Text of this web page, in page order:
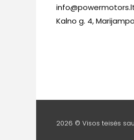
Kalno g. 4,
2026 © Visos teisės